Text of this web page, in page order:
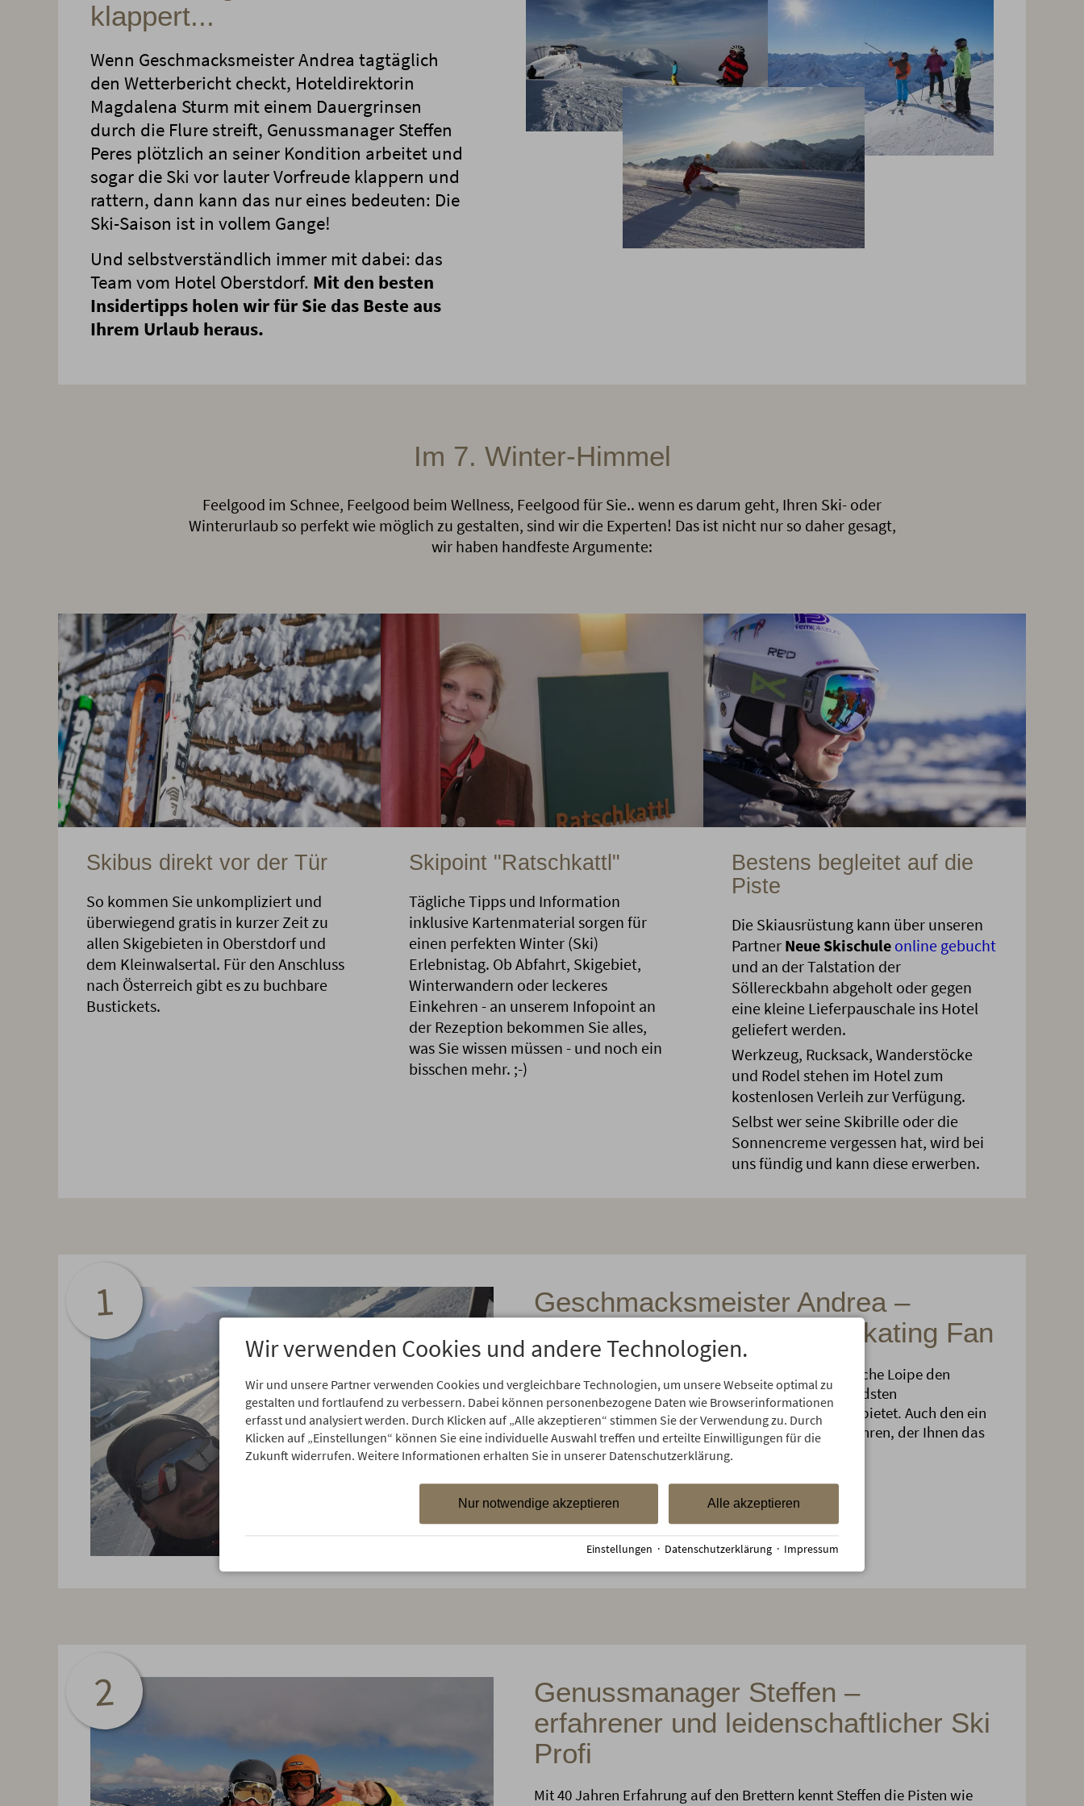
klappert...
Wenn Geschmacksmeister Andrea tagtäglich
den Wetterbericht checkt, Hoteldirektorin
Magdalena Sturm mit einem Dauergrinsen
durch die Flure streift, Genussmanager Steffen
Peres plötzlich an seiner Kondition arbeitet und
sogar die Ski vor lauter Vorfreude klappern und
rattern, dann kann das nur eines bedeuten: Die
Ski-Saison ist in vollem Gange!
Und selbstverständlich immer mit dabei: das
Team vom Hotel Oberstdorf. Mit den besten
Insidertipps holen wir für Sie das Beste aus
Ihrem Urlaub heraus.
Im 7. Winter-Himmel
Feelgood im Schnee, Feelgood beim Wellness, Feelgood für Sie.. wenn es darum geht, Ihren Ski- oder
Winterurlaub so perfekt wie möglich zu gestalten, sind wir die Experten! Das ist nicht nur so daher gesagt,
wir haben handfeste Argumente:
Skibus direkt vor der Tür
So kommen Sie unkompliziert und
überwiegend gratis in kurzer Zeit zu
allen Skigebieten in Oberstdorf und
dem Kleinwalsertal. Für den Anschluss
nach Österreich gibt es zu buchbare
Bustickets.
Skipoint "Ratschkattl"
Tägliche Tipps und Information
inklusive Kartenmaterial sorgen für
einen perfekten Winter (Ski)
Erlebnistag. Ob Abfahrt, Skigebiet,
Winterwandern oder leckeres
Einkehren - an unserem Infopoint an
der Rezeption bekommen Sie alles,
was Sie wissen müssen - und noch ein
bisschen mehr. ;-)
Bestens begleitet auf die
Piste
Die Skiausrüstung kann über unseren
Partner Neue Skischule online gebucht
und an der Talstation der
Söllereckbahn abgeholt oder gegen
eine kleine Lieferpauschale ins Hotel
geliefert werden.
Werkzeug, Rucksack, Wanderstöcke
und Rodel stehen im Hotel zum
kostenlosen Verleih zur Verfügung.
Selbst wer seine Skibrille oder die
Sonnencreme vergessen hat, wird bei
uns fündig und kann diese erwerben.
1
Geschmacksmeister Andrea –
passionierter Langlauf & Skating Fan
Andrea kennt sich Bestens aus und weiß genau, welche Loipe den
schönsten Ausblick, die meisten Meter, die spannendsten
Herausforderungen oder auch genussvolle Runden bietet. Auch den ein
oder anderen Trick können Sie hier sicher noch erfahren, der Ihnen das
dahingleiten auf den „Brettern“ erleichtert.
2
Genussmanager Steffen –
erfahrener und leidenschaftlicher Ski
Profi
Mit 40 Jahren Erfahrung auf den Brettern kennt Steffen die Pisten wie
Wir verwenden Cookies und andere Technologien.
Wir und unsere Partner verwenden Cookies und vergleichbare Technologien, um unsere Webseite optimal zu
gestalten und fortlaufend zu verbessern. Dabei können personenbezogene Daten wie Browserinformationen
erfasst und analysiert werden. Durch Klicken auf „Alle akzeptieren“ stimmen Sie der Verwendung zu. Durch
Klicken auf „Einstellungen“ können Sie eine individuelle Auswahl treffen und erteilte Einwilligungen für die
Zukunft widerrufen. Weitere Informationen erhalten Sie in unserer Datenschutzerklärung.
Alle akzeptieren
Nur notwendige akzeptieren
Einstellungen · Datenschutzerklärung · Impressum